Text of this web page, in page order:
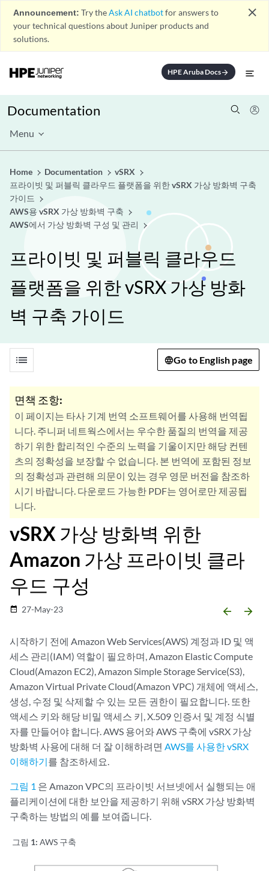
Announcement: Try theAsk AI chatbotfor answers to
your technical questions about Juniper products and
solutions.
close
HPE Aruba Docsarrow_forward
Documentation
Menu
Home Documentation
vSRX
프라이빗 및 퍼블릭 클라우드 플랫폼을 위한 vSRX 가상 방화벽 구축
가이드
AWS용 vSRX 가상 방화벽 구축
AWS에서 가상 방화벽 구성 및 관리
프라이빗 및 퍼블릭 클라우드
플랫폼을 위한 vSRX 가상 방화
벽 구축 가이드
list Go to English page
면책 조항:
이 페이지는 타사 기계 번역 소프트웨어를 사용해 번역됩
니다. 주니퍼 네트웍스에서는 우수한 품질의 번역을 제공
하기 위한 합리적인 수준의 노력을 기울이지만 해당 컨텐
츠의 정확성을 보장할 수 없습니다. 본 번역에 포함된 정보
의 정확성과 관련해 의문이 있는 경우 영문 버전을 참조하
시기 바랍니다. 다운로드 가능한 PDF는 영어로만 제공됩
니다.
vSRX 가상 방화벽 위한
Amazon 가상 프라이빗 클라
우드 구성
date_range 27-May-23 arrow_backward arrow_forward
시작하기 전에 Amazon Web Services(AWS) 계정과 ID 및 액
세스 관리(IAM) 역할이 필요하며, Amazon Elastic Compute
Cloud(Amazon EC2), Amazon Simple Storage Service(S3),
Amazon Virtual Private Cloud(Amazon VPC) 개체에 액세스,
생성, 수정 및 삭제할 수 있는 모든 권한이 필요합니다. 또한
액세스 키와 해당 비밀 액세스 키, X.509 인증서 및 계정 식별
자를 만들어야 합니다. AWS 용어와 AWS 구축에 vSRX 가상
방화벽 사용에 대해 더 잘 이해하려면 AWS를 사용한 vSRX
이해하기를 참조하세요.
그림 1 은 Amazon VPC의 프라이빗 서브넷에서 실행되는 애
플리케이션에 대한 보안을 제공하기 위해 vSRX 가상 방화벽
구축하는 방법의 예를 보여줍니다.
그림 1: AWS 구축